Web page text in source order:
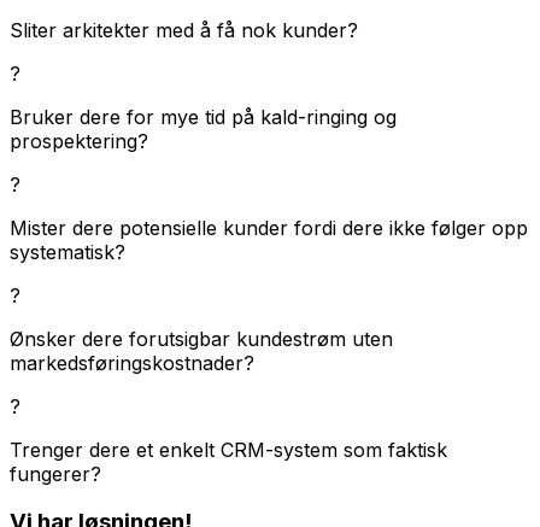
Sliter arkitekter med å få nok kunder?
?
Bruker dere for mye tid på kald-ringing og
prospektering?
?
Mister dere potensielle kunder fordi dere ikke følger opp
systematisk?
?
Ønsker dere forutsigbar kundestrøm uten
markedsføringskostnader?
?
Trenger dere et enkelt CRM-system som faktisk
fungerer?